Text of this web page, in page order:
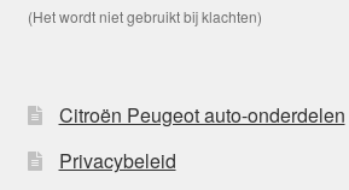
(Het wordt niet gebruikt bij klachten)
Citroën Peugeot auto-onderdelen
Privacybeleid